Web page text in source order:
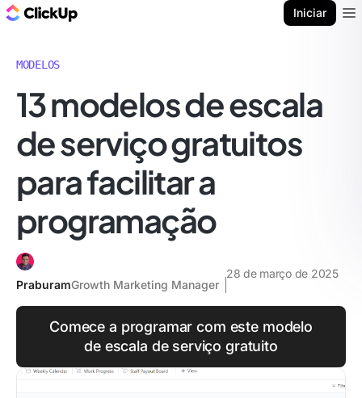
Iniciar
MODELOS
13 modelos de escala
de serviço gratuitos
para facilitar a
programação
PraburamGrowth Marketing Manager
28 de março de 2025
Comece a programar com este modelo
de escala de serviço gratuito